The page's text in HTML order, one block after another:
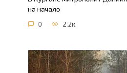
на начало
0 2.2к.